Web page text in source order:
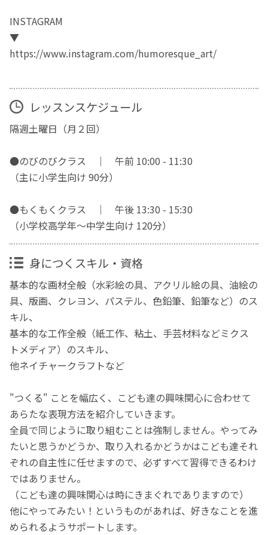
INSTAGRAM
▼
https://www.instagram.com/humoresque_art/
レッスンスケジュール
隔週土曜日（月２回）
●のびのびクラス ｜ 午前 10:00 - 11:30
（主に小学生向け 90分）
●もくもくクラス ｜ 午後 13:30 - 15:30
（小学校高学年〜中学生向け 120分）
身につくスキル・資格
基本的な画材全般（水彩絵の具、アクリル絵の具、油絵の
具、版画、クレヨン、パステル、色鉛筆、鉛筆など）のス
キル、
基本的な工作全般（紙工作、粘土、手芸材料などミクス
トメディア）のスキル、
他ネイチャークラフトなど
"つくる" ことを幅広く、こども達の興味関心に合わせて
あらたな表現方法を紹介していきます。
全員で同じように取り組むことは強制しません。やってみ
たいと思うかどうか、取り入れるかどうかはこども達それ
ぞれの自主性に任せますので、必ずすべて習得できるわけ
ではありません。
（こども達の興味関心は時にきまぐれでありますので）
他にやってみたい！というものがあれば、好きなことを進
められるようサポートします。